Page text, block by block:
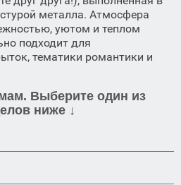
металла. Атмосфера
уютом и теплом
подходит для
тематики романтики и
Выберите один из
ниже ↓